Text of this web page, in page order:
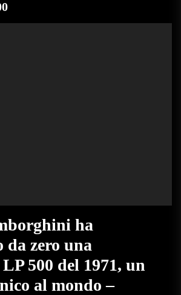
ha
zero una
500 del 1971, un
al mondo –